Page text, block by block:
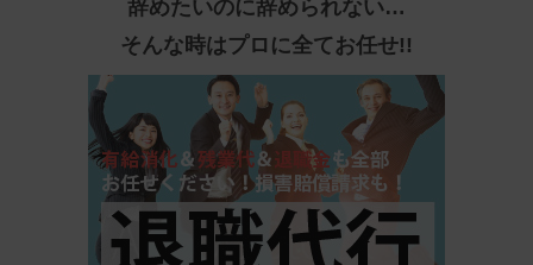
辞めたいのに辞められない…
そんな時はプロに全てお任せ!!